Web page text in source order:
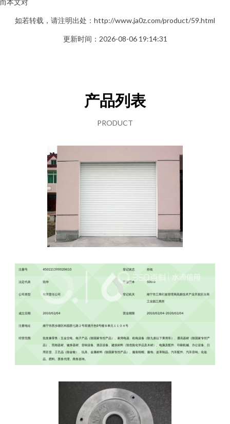
本文对
如若转载，请注明出处：http://www.ja0z.com/product/59.html
更新时间：2026-08-06 19:14:31
产品列表
PRODUCT